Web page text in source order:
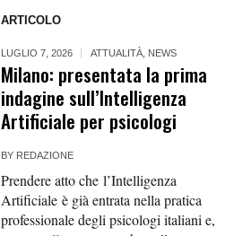
ARTICOLO
LUGLIO 7, 2026 ATTUALITÀ NEWS
Milano: presentata la prima
indagine sull’Intelligenza
Artificiale per psicologi
BY REDAZIONE
Prendere atto che l’Intelligenza
Artificiale è già entrata nella pratica
professionale degli psicologi italiani e,